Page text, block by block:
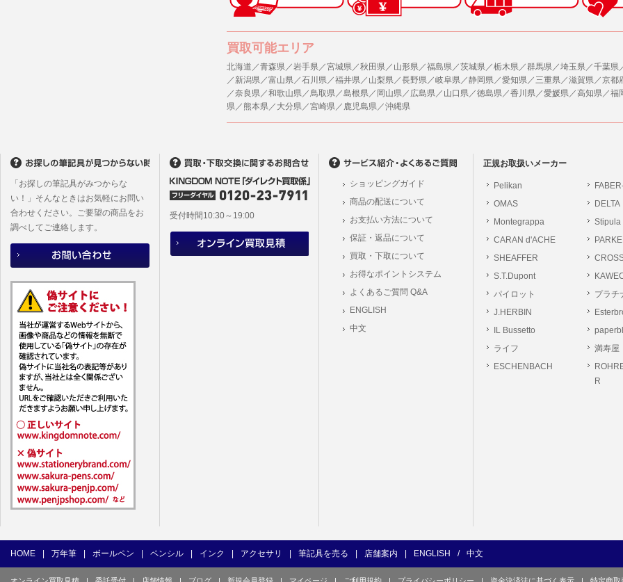
ますのでご了承下さい。
当社ホームページでは、利用者が当社ホームページに再訪問される際、より便利に当社ホーム
キーを使用する場合があります。
また利用者の統計的分析のため、または掲載された広告にクッキーを使用する場合があります。
するご質問、ご相談にも対応いたします。尚、シュッピン会員のお客様は、当社が保有する個
※個人情報の開示請求には手数料として800円(税別)をご本人様にご負担いただいております。
(2)当社の個人情報に関するお問合せは、以下の窓口で承ります。お問合せの内容により必要な
シュッピン株式会
Mail：
(3) ユーザーが個人情報の開示について同意している場合。
(4) 法令により開示が求められた場合。
(5) 弊社で取り扱う商品またはサービスに関する案内や情報提供（郵便、電子メール等によるダ
(6) 弊社が利用目的を示してユーザーから取得した情報を、その利用目的の範囲内で利用する場
6. 情報の提供
1)弊社は、各ユーザーに対し、当該ユーザーの購入商品の情報、及び弊社の特価商品の情報等、
ユーザーは、本サイトのメールマガジンの購読に際し、ユーザー本人の責任においてメールマガ
フォームにて入力されたメールアドレスに、本サイトのお知らせをメールにてお送りさせていた
本サイトからのメールの受け取りを希望されない場合は、下記リンクから設定の変更を行ってく
本サイト会員のお客様は こちら
※設定変更前にログインする必要があります。
メールマガジン会員のお客様はこちら
1) ユーザーは本サイト及び本サービスの利用に当たり、以下の行為を行なってはならないものと
(1) 他のユーザー、第三者もしくは弊社の著作権又はその他の権利を侵害する行為、及び侵害す
(2) 他のユーザー、第三者もしくは弊社の財産またはプライバシーを侵害する行為、及び侵害す
(3) 上記の他、他のユーザー、第三者もしくは弊社に不利益又は損害を与える行為、および与え
買取可能エリア
北海道／青森県／岩手県／宮城県／秋田県／山形県／福島県／茨城県／栃木県／群馬県／埼玉県／千葉県
／新潟県／富山県／石川県／福井県／山梨県／長野県／岐阜県／静岡県／愛知県／三重県／滋賀県／京都
／奈良県／和歌山県／鳥取県／島根県／岡山県／広島県／山口県／徳島県／香川県／愛媛県／高知県／福
県／熊本県／大分県／宮崎県／鹿児島県／沖縄県
正規お取扱いメーカー
Pelikan
OMAS
DELTA
Montegrappa
Stipula
CARAN d'ACHE
SHEAFFER
S.T.Dupont
パイロット
プラチ
J.HERBIN
IL Bussetto
ライフ
満寿屋
ESCHENBACH
R
「お探しの筆記具がみつからな
い！」そんなときはお気軽にお問い
合わせください。ご要望の商品をお
調べしてご連絡します。
受付時間10:30～19:00
ショッピングガイド
商品の配送について
お支払い方法について
保証・返品について
買取・下取について
お得なポイントシステム
よくあるご質問 Q&A
ENGLISH
中文
HOME 万年筆 ボールペン ペンシル インク アクセサリ 筆記具を売る 店舗案内 ENGLISH / 中文